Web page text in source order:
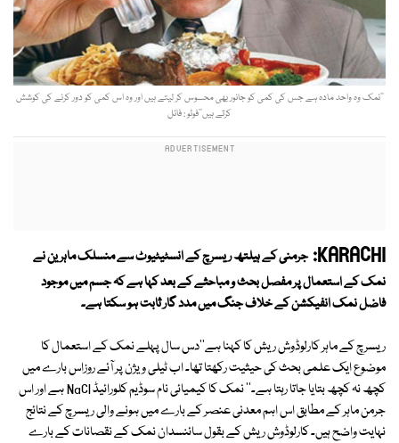
’’نمک وہ واحد مادہ ہے جس کی کمی کو جانور بھی محسوس کر لیتے ہیں اور وہ اس کمی کو دور کرنے کی کوشش
کرتے ہیں‘‘فوٹو : فائل
KARACHI: جرمنی کے ہیلتھ ریسرچ کے انسٹیٹیوٹ سے منسلک ماہرین نے
نمک کے استعمال پر مفصل بحث و مباحثے کے بعد کہا ہے کہ جسم میں موجود
فاضل نمک انفیکشن کے خلاف جنگ میں مدد گار ثابت ہو سکتا ہے۔
ریسرچ کے ماہر کارلوڈوش ریش کا کہنا ہے''دس سال پہلے نمک کے استعمال کا
موضوع ایک علمی بحث کی حیثیت رکھتا تھا۔ اب ٹیلی ویژن پر آئے روزاس بارے میں
کچھ نہ کچھ بتایا جاتا رہتا ہے۔'' نمک کا کیمیائی نام سوڈیم کلورائیڈ NaCl ہے اور اس
جرمن ماہر کے مطابق اس اہم معدنی عنصر کے بارے میں ہونے والی ریسرچ کے نتائج
نہایت واضح ہیں۔ کارلوڈوش ریش کے بقول سائنسدان نمک کے نقصانات کے بارے